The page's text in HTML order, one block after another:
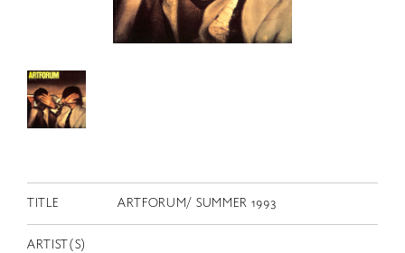
RETRACE
出演者
出版物
スカラシップ受賞者
CONTACT
TITLE ARTFORUM/ SUMMER 1993
ARTIST(S)